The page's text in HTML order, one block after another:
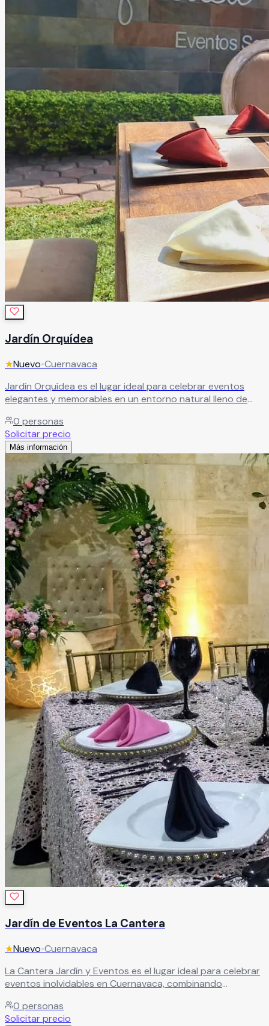
Jardín Orquídea
★Nuevo•Cuernavaca
Jardín Orquídea es el lugar ideal para celebrar eventos
elegantes y memorables en un entorno natural lleno de
espacios versátiles que se adaptan perfectamente a
diferentes tipos de celebraciones, desde bodas y XV años
hasta graduaciones, aniversarios y eventos sociales o
corporativos. Cada rincón del jardín está diseñado para
brindar una atmósfera romántica, sofisticada y acogedora
para ti y tus invitados. Además de sus increíbles espacios,
el equipo de Jardín Orquídea puede apoyarte en la
organización de tu evento, cuidando cada detalle para
que disfrutes una experiencia única, cómoda e inolvidable.
Leer más
0 personas
Solicitar precio
Más información
Jardín de Eventos La Cantera
★Nuevo•Cuernavaca
La Cantera Jardín y Eventos es el lugar ideal para celebrar
eventos inolvidables en Cuernavaca, combinando
ocasión especial. Nuestro jardín ofrece espacios versátiles
y cuidadosamente diseñados para bodas, XV años,
0 personas
Solicitar precio